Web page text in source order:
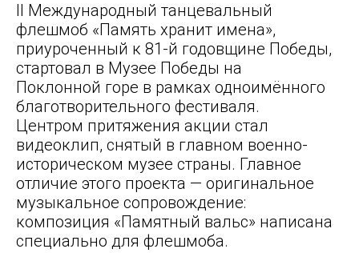
II Международный танцевальный
флешмоб «Память хранит имена»,
приуроченный к 81-й годовщине Победы,
стартовал в Музее Победы на
Поклонной горе в рамках одноимённого
благотворительного фестиваля.
Центром притяжения акции стал
видеоклип, снятый в главном военно-
историческом музее страны. Главное
отличие этого проекта — оригинальное
музыкальное сопровождение:
композиция «Памятный вальс» написана
специально для флешмоба.